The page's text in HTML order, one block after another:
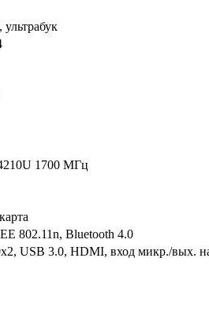
ультрабук
1700 МГц
802.11n, Bluetooth 4.0
USB 3.0, HDMI, вход микр./вых.